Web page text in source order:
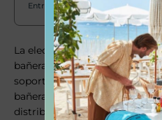
Entrega en 24-72
horas
Envíos
gratis
La elección perfecta para los
bañera térmica se pueden
soporte para bañeras de
bañera de manera segura y
distribuidor de jabón